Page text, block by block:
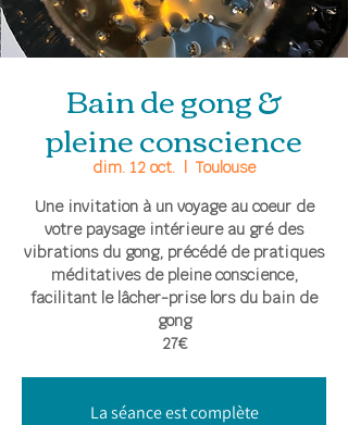
Bain de gong &
pleine conscience
dim. 12 oct.
Toulouse
Une invitation à un voyage au coeur de
votre paysage intérieure au gré des
vibrations du gong, précédé de pratiques
méditatives de pleine conscience,
facilitant le lâcher-prise lors du bain de
gong
27€
La séance est complète